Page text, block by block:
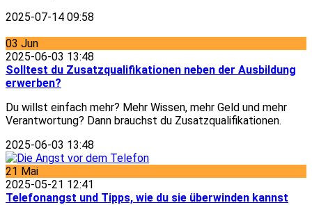
2025-07-14 09:58
03 Jun
2025-06-03 13:48
Solltest du Zusatzqualifikationen neben der Ausbildung
erwerben?
Du willst einfach mehr? Mehr Wissen, mehr Geld und mehr
Verantwortung? Dann brauchst du Zusatzqualifikationen.
2025-06-03 13:48
21 Mai
2025-05-21 12:41
Telefonangst und Tipps, wie du sie überwinden kannst